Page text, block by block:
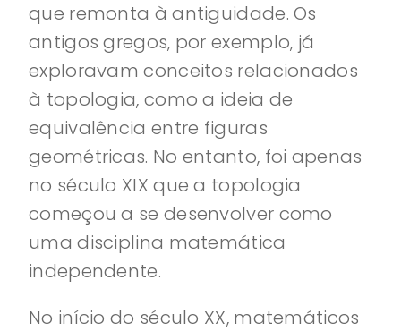
que remonta à antiguidade. Os
antigos gregos, por exemplo, já
exploravam conceitos relacionados
à topologia, como a ideia de
equivalência entre figuras
geométricas. No entanto, foi apenas
no século XIX que a topologia
começou a se desenvolver como
uma disciplina matemática
independente.
No início do século XX, matemáticos